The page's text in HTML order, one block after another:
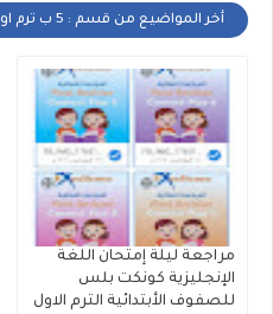
أخر المواضيع من قسم : 5 ب ترم اول
مراجعة ليلة إمتحان اللغة
الإنجليزية كونكت بلس
للصفوف الأبتدائية الترم الاول